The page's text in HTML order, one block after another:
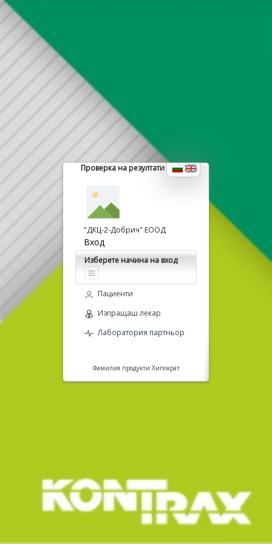
Проверка на резултати
"ДКЦ-2-Добрич" ЕООД
Вход
Изберете начина на вход
Пациенти
Изпращаш лекар
Лаборатория партньор
Фамилия продукти Хипократ